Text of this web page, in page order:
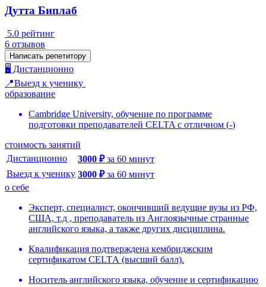
Дутта Биплаб
5.0 рейтинг
6 отзывов
Написать репетитору
🖥️ Дистанционно
📍Выезд к ученику
образование
Cambridge University, обучение по программе
подготовки преподавателей CELTA с отличном (-)
стоимость занятий
Дистанционно
3000 ₽ за 60 минут
Выезд к ученику 3000 ₽ за 60 минут
о себе
Эксперт, специалист, окончивший ведущие вузы из РФ,
США, т.д , преподаватель из Англоязычные странные
английского языка, а также других дисциплина.
Квалификaция подтверждена кембриджским
сертификатом CЕLTА (высший балл).
Носитель английского языка, обучение и сертификацию